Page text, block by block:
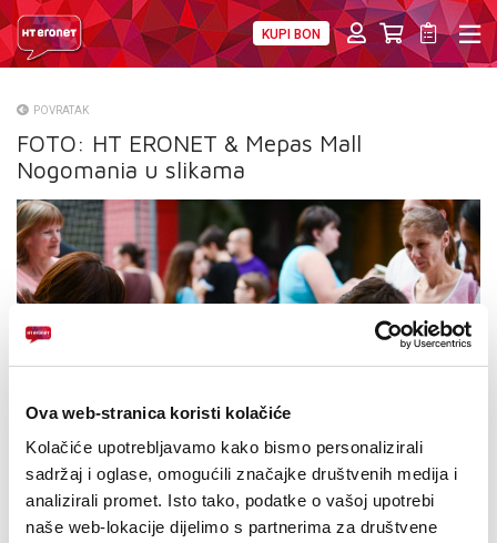
Ova web-stranica koristi kolačiće
Kolačiće upotrebljavamo kako bismo personalizirali
sadržaj i oglase, omogućili značajke društvenih medija i
analizirali promet. Isto tako, podatke o vašoj upotrebi
naše web-lokacije dijelimo s partnerima za društvene
KUPI BON
O NAMA
NATJEČAJI
VELEPRODAJA
KONTAKTI
E-RAČUN
PODRŠKA
POVRATAK
FOTO: HT ERONET & Mepas Mall
Nogomania u slikama
12.06.2018.